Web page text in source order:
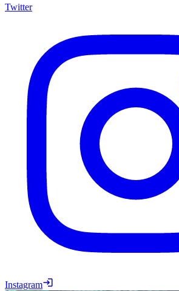
Twitter
Instagram